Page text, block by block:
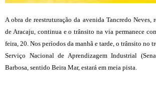
A obra de reestruturação da avenida Tancredo Neves,
de Aracaju, continua e o trânsito na via permanece
feira, 20. Nos períodos da manhã e tarde, o trânsito no
Serviço Nacional de Aprendizagem Industrial
Barbosa, sentido Beira Mar, estará em meia pista.